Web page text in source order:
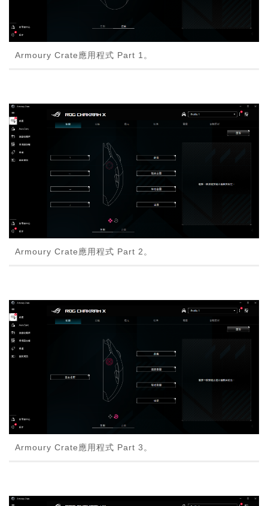
Armoury Crate應用程式 Part 1。
Armoury Crate應用程式 Part 2。
Armoury Crate應用程式 Part 3。